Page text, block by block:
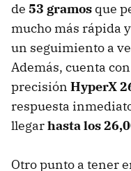
de 53 gramos que
mucho más rápida
un seguimiento a
Además, cuenta
precisión HyperX
respuesta
llegarhasta los
Otro punto a tener